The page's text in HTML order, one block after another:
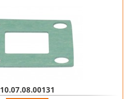
10.07.08.00131